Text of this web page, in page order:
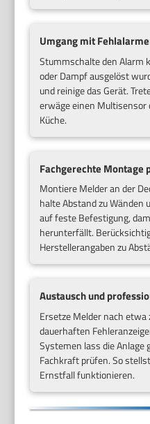
Umgang mit
Stummschalte den Alarm
oder Dampf ausgelöst
und reinige das Gerät.
erwäge einen Multisensor
Küche.
Fachgerechte Montage
Montiere Melder an der
halte Abstand zu
auf feste Befestigung,
herunterfällt.
Herstellerangaben zu
Austausch und
Ersetze Melder nach etwa
dauerhaften
Systemen lass die Anlage
Fachkraft prüfen. So
Ernstfall funktionieren.